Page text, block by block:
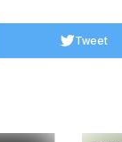
Tweet